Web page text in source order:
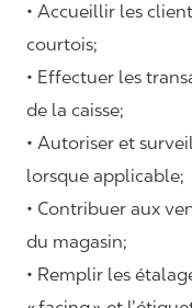
• Accueillir les
courtois;
• Effectuer les
de la caisse;
• Autoriser et
lorsque applicable;
• Contribuer aux
du magasin;
• Remplir les